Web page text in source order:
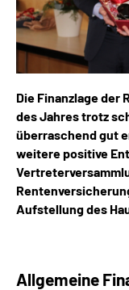
Die Finanzlage der
des Jahres trotz
überraschend gut
weitere positive
Aufstellung des
Allgemeine